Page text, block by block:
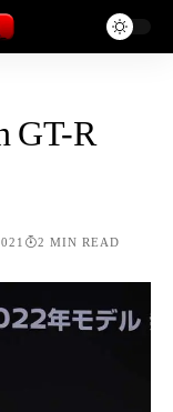
GT-R
2 MIN READ